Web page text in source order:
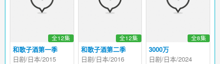
和歌子酒第一季
全12集
日剧/日本/2015
和歌子酒第二季
全12集
日剧/日本/2016
3000万
全8集
日剧/日本/2024